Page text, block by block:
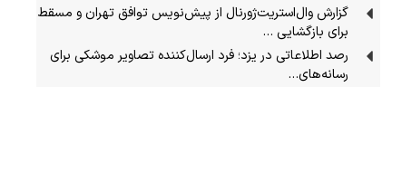
گزارش وال‌استریت‌ژورنال از پیش‌نویس توافق تهران و مسقط
برای بازگشایی …
رصد اطلاعاتی در یزد؛ فرد ارسال‌کننده تصاویر موشکی برای
رسانه‌های…